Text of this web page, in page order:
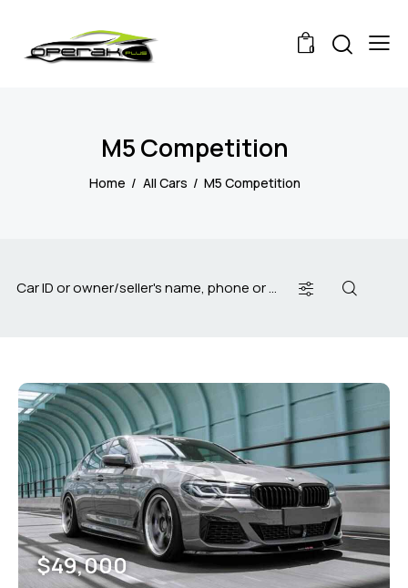
0
M5 Competition
Home All Cars M5 Competition
Mileage
100 185000
Engine size
0 765
$49,000